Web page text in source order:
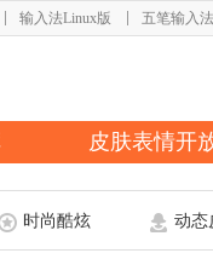
输入法Linux版 五笔输入法
皮肤表情开
时尚酷炫 动态